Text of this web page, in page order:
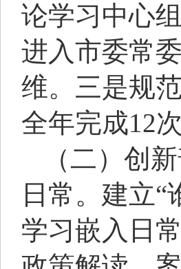
论学习中心
进入市委常
维。三是规
全年完成12
（二）创
日常。建立
学习嵌入日